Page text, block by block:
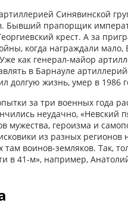
Синявинской
Бывший прапорщик
крест. А за
когда награждали
как генерал-майор
в Барнауле
долгую жизнь, умер в 1986
за три военных года
неудачно, «Невский
мужества, героизма и
из разных регионов
воинов-земляков. Так,
в 41-м», например,